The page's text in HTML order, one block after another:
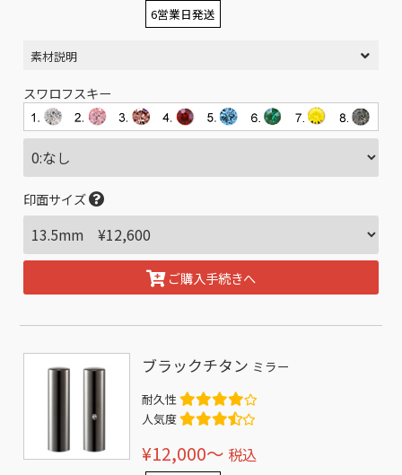
6営業日発送
素材説明
スワロフスキー
印面サイズ
ご購入手続きへ
ブラックチタン ミラー
耐久性
人気度
¥12,000〜 税込